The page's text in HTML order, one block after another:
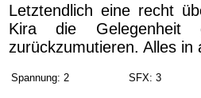
Letztendlich eine recht
Kira die Gelegenheit
zurückzumutieren. Alles in
Spannung: 2 SFX: 3